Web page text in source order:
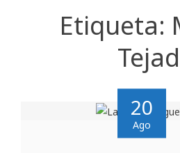
Etiqueta:
20
Ago